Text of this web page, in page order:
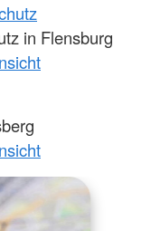
in Flensburg